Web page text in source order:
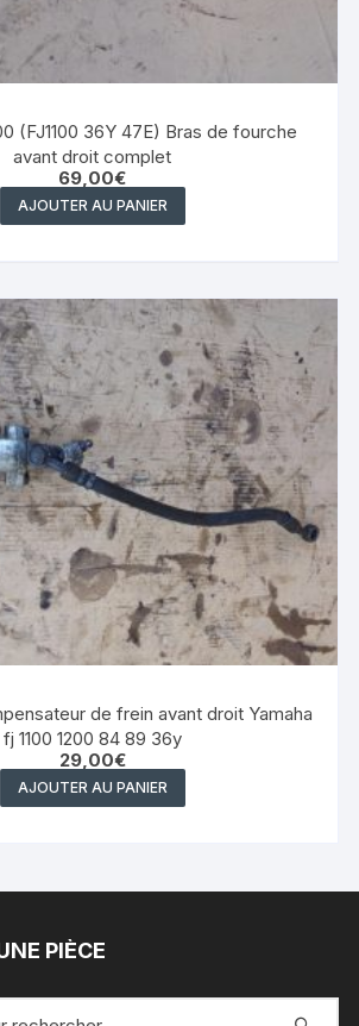
(FJ1100 36Y 47E) Bras de fourche
avant droit complet
69,00€
AJOUTER AU PANIER
de frein avant droit Yamaha
fj 1100 1200 84 89 36y
29,00€
AJOUTER AU PANIER
PIÈCE